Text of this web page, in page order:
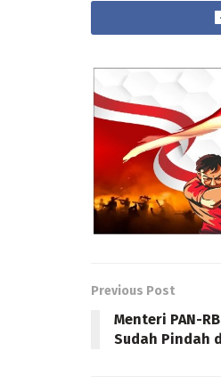
Previous Post
Menteri PAN-
Sudah Pindah